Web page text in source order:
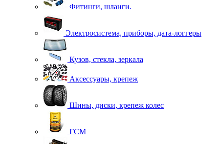
Фитинги, шланги.
Электросистема, приборы, дата-логгеры
Кузов, стекла, зеркала
Аксессуары, крепеж
Шины, диски, крепеж колес
ГСМ